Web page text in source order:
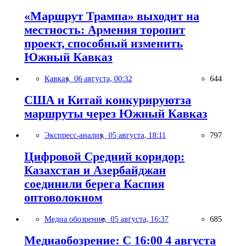
«Маршрут Трампа» выходит на
местность: Армения торопит
проект, способный изменить
Южный Кавказ
Кавказ, 06 августа, 00:32 644
США и Китай конкурируютза
маршруты через Южный Кавказ
Экспресс-анализ, 05 августа, 18:11 797
Цифровой Средний коридор:
Казахстан и Азербайджан
соединили берега Каспия
оптоволокном
Медиа обозрение, 05 августа, 16:37 685
Медиаобозрение: С 16:00 4 августа